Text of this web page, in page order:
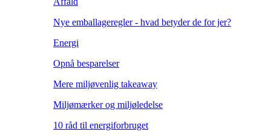
Nye emballageregler - hvad betyder de for jer?
Energi
Opnå besparelser
Mere miljøvenlig takeaway
Miljømærker og miljøledelse
10 råd til energiforbruget